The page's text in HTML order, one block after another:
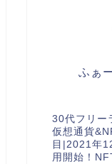
ふぁ
30代フリー
仮想通貨
目|2021年
用開始！